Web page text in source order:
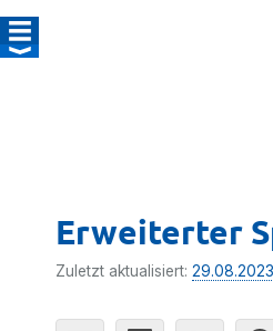
Erweiterter
Zuletzt aktualisiert: 29.08.2023